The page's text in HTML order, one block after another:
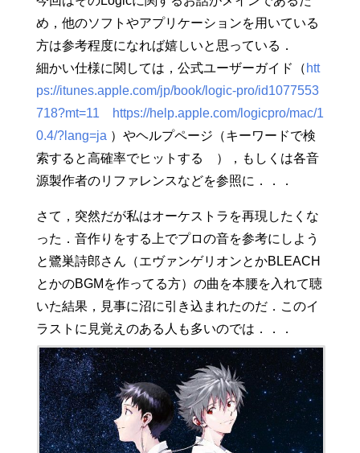
め，他のソフトやアプリケーションを用いている
方は参考程度になれば嬉しいと思っている．
細かい仕様に関しては，公式ユーザーガイド（ htt
ps://itunes.apple.com/jp/book/logic-pro/id1077553
718?mt=11
https://help.apple.com/logicpro/mac/1
0.4/?lang=ja ）やヘルプページ（キーワードで検
索すると高確率でヒットする ），もしくは各音
源製作者のリファレンスなどを参照に．．．
さて，突然だが私はオーケストラを再現したくな
った．音作りをする上でプロの音を参考にしよう
と鷺巣詩郎さん（エヴァンゲリオンとかBLEACH
とかのBGMを作ってる方）の曲を本腰を入れて聴
いた結果，見事に沼に引き込まれたのだ．このイ
ラストに見覚えのある人も多いのでは．．．